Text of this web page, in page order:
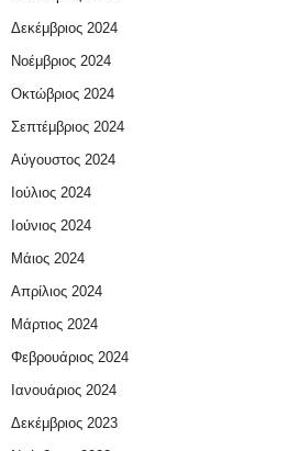
Δεκέμβριος 2024
Νοέμβριος 2024
Οκτώβριος 2024
Σεπτέμβριος 2024
Αύγουστος 2024
Ιούλιος 2024
Ιούνιος 2024
Μάιος 2024
Απρίλιος 2024
Μάρτιος 2024
Φεβρουάριος 2024
Ιανουάριος 2024
Δεκέμβριος 2023